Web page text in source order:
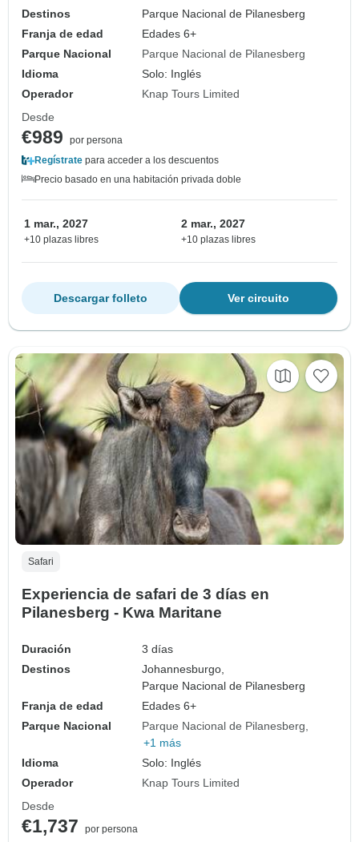
Destinos
Parque Nacional de Pilanesberg
Franja de edad
Edades 6+
Parque Nacional
Parque Nacional de Pilanesberg
Idioma
Solo: Inglés
Operador
Knap Tours Limited
Desde
€989
por persona
Regístrate para acceder a los descuentos
Precio basado en una habitación privada doble
1 mar., 2027
+10 plazas libres
2 mar., 2027
+10 plazas libres
Ver circuito
Descargar folleto
Safari
Experiencia de safari de 3 días en
Pilanesberg - Kwa Maritane
Duración
3 días
Destinos
Johannesburgo,
Parque Nacional de Pilanesberg
Franja de edad
Edades 6+
Parque Nacional
Parque Nacional de Pilanesberg
+1 más
Idioma
Solo: Inglés
Operador
Knap Tours Limited
Desde
€1,737
por persona